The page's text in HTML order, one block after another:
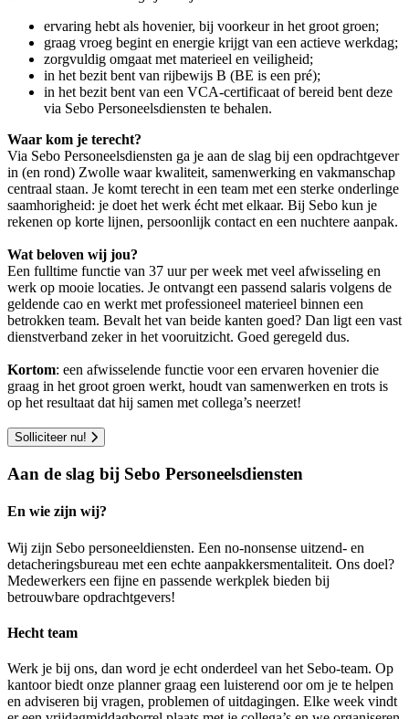
ervaring hebt als hovenier, bij voorkeur in het groot groen;
graag vroeg begint en energie krijgt van een actieve werkdag;
zorgvuldig omgaat met materieel en veiligheid;
in het bezit bent van rijbewijs B (BE is een pré);
in het bezit bent van een VCA-certificaat of bereid bent deze
via Sebo Personeelsdiensten te behalen.
Waar kom je terecht?
Via Sebo Personeelsdiensten ga je aan de slag bij een opdrachtgever
in (en rond) Zwolle waar kwaliteit, samenwerking en vakmanschap
centraal staan. Je komt terecht in een team met een sterke onderlinge
saamhorigheid: je doet het werk écht met elkaar. Bij Sebo kun je
rekenen op korte lijnen, persoonlijk contact en een nuchtere aanpak.
Wat beloven wij jou?
Een fulltime functie van 37 uur per week met veel afwisseling en
werk op mooie locaties. Je ontvangt een passend salaris volgens de
geldende cao en werkt met professioneel materieel binnen een
betrokken team. Bevalt het van beide kanten goed? Dan ligt een vast
dienstverband zeker in het vooruitzicht. Goed geregeld dus.
Kortom: een afwisselende functie voor een ervaren hovenier die
graag in het groot groen werkt, houdt van samenwerken en trots is
op het resultaat dat hij samen met collega’s neerzet!
Solliciteer nu!
Aan de slag bij Sebo Personeelsdiensten
En wie zijn wij?
Wij zijn Sebo personeeldiensten. Een no-nonsense uitzend- en
detacheringsbureau met een echte aanpakkersmentaliteit. Ons doel?
Medewerkers een fijne en passende werkplek bieden bij
betrouwbare opdrachtgevers!
Hecht team
Werk je bij ons, dan word je echt onderdeel van het Sebo-team. Op
kantoor biedt onze planner graag een luisterend oor om je te helpen
en adviseren bij vragen, problemen of uitdagingen. Elke week vindt